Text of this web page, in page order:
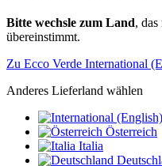
Bitte wechsle zum Land,
übereinstimmt.
Zu Ecco Verde International
Anderes Lieferland wählen
Österreich
Italia